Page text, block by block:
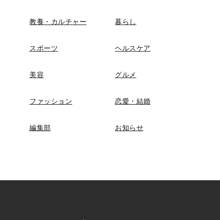
教養・カルチャー 暮らし
スポーツ ヘルスケア
美容 グルメ
ファッション 恋愛・結婚
編集部 お知らせ